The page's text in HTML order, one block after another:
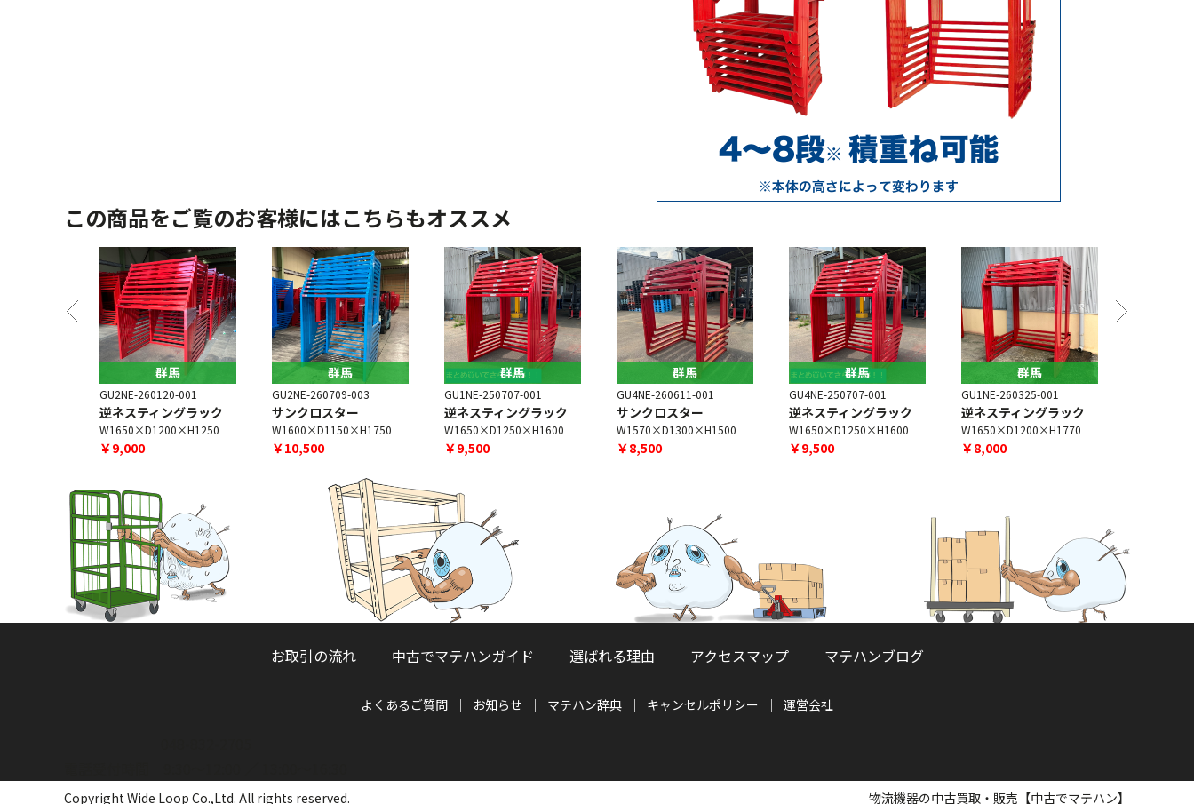
この商品をご覧のお客様にはこちらもオススメ
群馬
GU2NE-260120-001
逆ネスティングラック
W1650×D1200×H1250
￥9,000
群馬
GU2NE-260709-003
サンクロスター
W1600×D1150×H1750
￥10,500
群馬
GU1NE-250707-001
逆ネスティングラック
W1650×D1250×H1600
￥9,500
群馬
GU4NE-260611-001
サンクロスター
W1570×D1300×H1500
￥8,500
群馬
GU4NE-250707-001
逆ネスティングラック
W1650×D1250×H1600
￥9,500
群馬
GU1NE-260325-001
逆ネスティングラック
W1650×D1200×H1770
￥8,000
お取引の流れ 中古でマテハンガイド 選ばれる理由 アクセスマップ マテハンブログ
よくあるご質問 お知らせ マテハン辞典 キャンセルポリシー 運営会社
Copyright Wide Loop Co.,Ltd. All rights reserved. 物流機器の中古買取・販売【中古でマテハン】